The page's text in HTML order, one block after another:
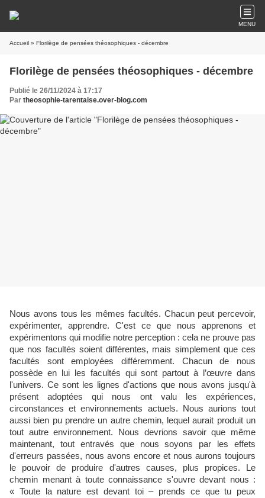
MENU
Accueil » Florilège de pensées théosophiques - décembre
Florilège de pensées théosophiques - décembre
Publié le 26/11/2024 à 17:17
Par theosophie-tarentaise.over-blog.com
Nous avons tous les mêmes facultés. Chacun peut percevoir,
expérimenter, apprendre. C'est ce que nous apprenons et
expérimentons qui modifie notre perception : cela ne prouve pas
que nos facultés soient différentes, mais simplement que ces
facultés sont employées différemment. Chacun de nous
possède en lui les facultés qui sont partout à l’œuvre dans
l'univers. Ce sont les lignes d'actions que nous avons jusqu'à
présent adoptées qui nous ont valu les expériences,
circonstances et environnements actuels. Nous aurions tout
aussi bien pu prendre un autre chemin, lequel aurait produit un
tout autre environnement. Nous devrions savoir que même
maintenant, tout entravés que nous soyons par les effets
d'erreurs passées, nous avons encore et nous aurons toujours
le pouvoir de produire d'autres causes, plus propices. Le
chemin menant à toute connaissance s'ouvre devant nous :
« Toute la nature est devant toi – prends ce que tu peux